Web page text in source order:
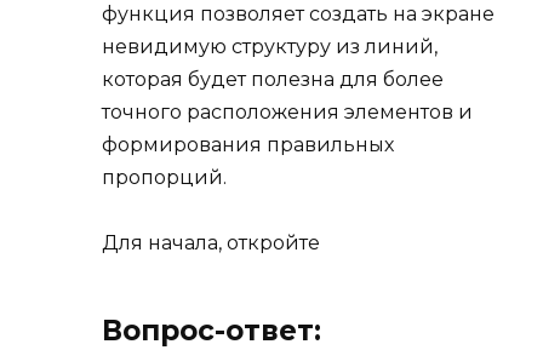
функция позволяет создать на экране
невидимую структуру из линий,
которая будет полезна для более
точного расположения элементов и
формирования правильных
пропорций.
Для начала, откройте
Вопрос-ответ: